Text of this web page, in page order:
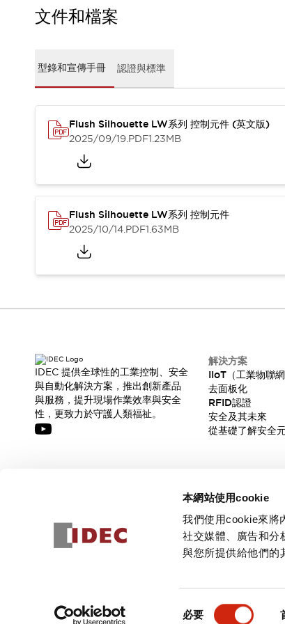
本網站使用cookie
我們使用cookie來將
社交媒體、廣告和分
與您所提供給他們的
必要
型錄和宣傳手冊
軟體下載
邏輯模擬器
產品資安通知
服務據點
產品變更/停產通知
文件和檔案
型錄和宣傳手冊 認證與標準
Flush Silhouette LW系列 控制元件 (英文版)
2025/09/19.PDF1.23MB
Flush Silhouette LW系列 控制元件
2025/10/14.PDF1.63MB
IDEC 提供全球性的工業控制、安全
與自動化解決方案，推出創新產品
與服務，提升現場作業效率與安全
性，更致力於守護人類福祉。
解決方案
IIoT（工業物聯網
去面板化
RFID認證
安全及其未來
從基礎了解安全
訂閱
隱私權政策使用條款